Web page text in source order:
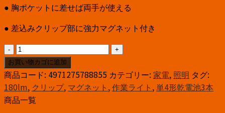
● 胸ポケットに差せば両手が使える
● 差込みクリップ部に強力マグネット付き
フ
ル
ア
ル
ミ
お買い物カゴに追加
商品コード: 4971275788855 カテゴリー: 家電, 照明 タグ:
180lm, クリップ, マグネット ,作業ライト ,単4形乾電池3本
商品一覧